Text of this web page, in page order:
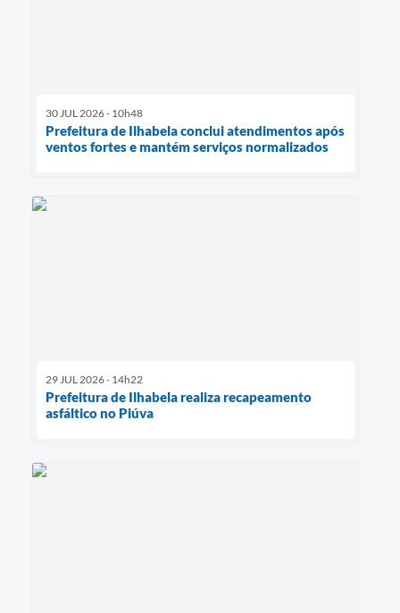
30 JUL 2026 - 10h48
Prefeitura de Ilhabela conclui atendimentos após
ventos fortes e mantém serviços normalizados
29 JUL 2026 - 14h22
Prefeitura de Ilhabela realiza recapeamento
asfáltico no Piúva